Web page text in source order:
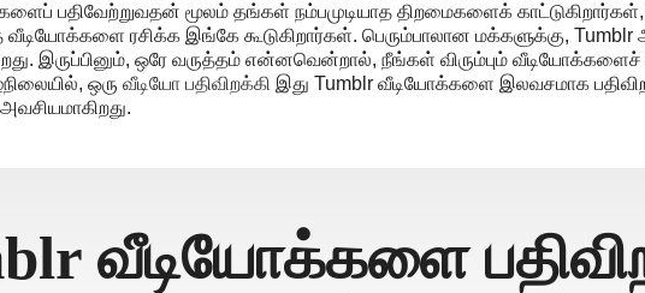
اُردُو
తెలుగు
हिंदी
பதிவேற்றுவதன் மூலம் தங்கள் நம்பமுடியாத திறமைகளைக்
ரசிக்க இங்கே கூடுகிறார்கள். பெரும்பாலான மக்களுக்கு,
இருப்பினும், ஒரே வருத்தம் என்னவென்றால், நீங்கள் விரும்பும் வீடியோக்களைச்
ஒரு வீடியோ பதிவிறக்கி இது Tumblr வீடியோக்களை இலவசமாக
வீடியோக்களை